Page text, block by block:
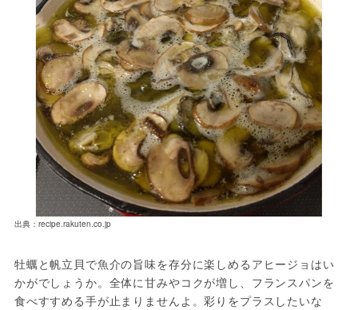
出典：recipe.rakuten.co.jp
牡蠣と帆立貝で魚介の旨味を存分に楽しめるアヒージョはい
かがでしょうか。全体に甘みやコクが増し、フランスパンを
食べすすめる手が止まりませんよ。彩りをプラスしたいな